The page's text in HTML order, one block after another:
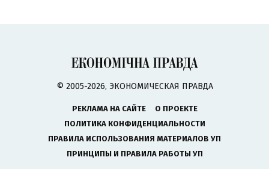
© 2005-2026, ЭКОНОМИЧЕСКАЯ ПРАВДА
РЕКЛАМА НА САЙТЕ
О ПРОЕКТЕ
ПОЛИТИКА КОНФИДЕНЦИАЛЬНОСТИ
ПРАВИЛА ИСПОЛЬЗОВАНИЯ МАТЕРИАЛОВ УП
ПРИНЦИПЫ И ПРАВИЛА РАБОТЫ УП